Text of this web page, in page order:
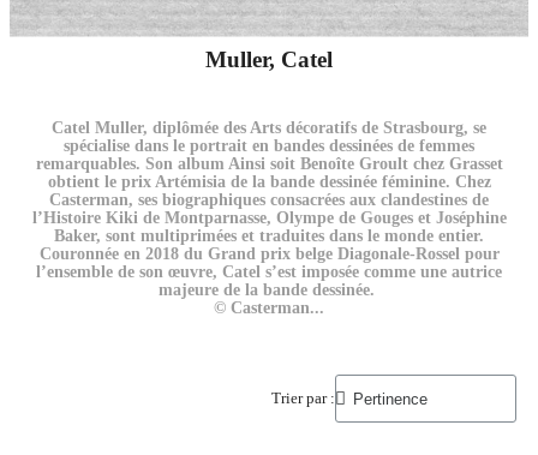
Muller, Catel
Catel Muller, diplômée des Arts décoratifs de Strasbourg, se
spécialise dans le portrait en bandes dessinées de femmes
remarquables. Son album Ainsi soit Benoîte Groult chez Grasset
obtient le prix Artémisia de la bande dessinée féminine. Chez
Casterman, ses biographiques consacrées aux clandestines de
l’Histoire Kiki de Montparnasse, Olympe de Gouges et Joséphine
Baker, sont multiprimées et traduites dans le monde entier.
Couronnée en 2018 du Grand prix belge Diagonale-Rossel pour
l’ensemble de son œuvre, Catel s’est imposée comme une autrice
majeure de la bande dessinée.
© Casterman...
Trier par :